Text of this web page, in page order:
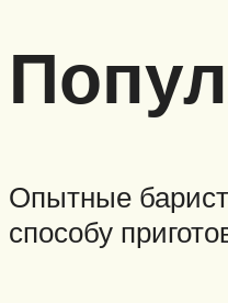
Опытные
способу